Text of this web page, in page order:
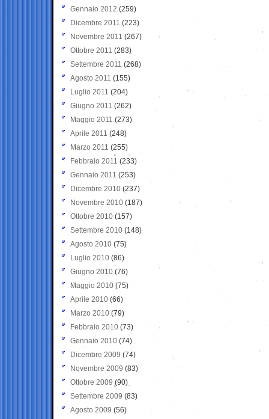
Gennaio 2012 (259)
Dicembre 2011 (223)
Novembre 2011 (267)
Ottobre 2011 (283)
Settembre 2011 (268)
Agosto 2011 (155)
Luglio 2011 (204)
Giugno 2011 (262)
Maggio 2011 (273)
Aprile 2011 (248)
Marzo 2011 (255)
Febbraio 2011 (233)
Gennaio 2011 (253)
Dicembre 2010 (237)
Novembre 2010 (187)
Ottobre 2010 (157)
Settembre 2010 (148)
Agosto 2010 (75)
Luglio 2010 (86)
Giugno 2010 (76)
Maggio 2010 (75)
Aprile 2010 (66)
Marzo 2010 (79)
Febbraio 2010 (73)
Gennaio 2010 (74)
Dicembre 2009 (74)
Novembre 2009 (83)
Ottobre 2009 (90)
Settembre 2009 (83)
Agosto 2009 (56)